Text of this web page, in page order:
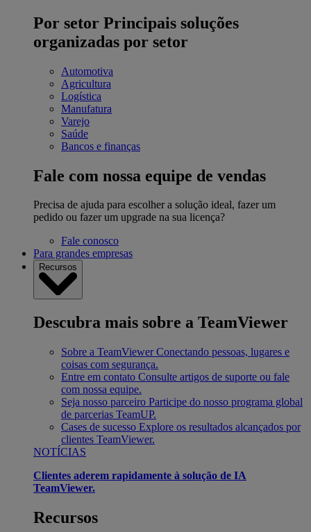
Por setor Principais soluções
organizadas por setor
Automotiva
Agricultura
Logística
Manufatura
Varejo
Saúde
Bancos e finanças
Fale com nossa equipe de vendas
Precisa de ajuda para escolher a solução ideal, fazer um
pedido ou fazer um upgrade na sua licença?
Fale conosco
Para grandes empresas
Recursos
Descubra mais sobre a TeamViewer
Sobre a TeamViewer Conectando pessoas, lugares e
coisas com segurança.
Entre em contato Consulte artigos de suporte ou fale
com nossa equipe.
Seja nosso parceiro Participe do nosso programa global
de parcerias TeamUP.
Cases de sucesso Explore os resultados alcançados por
clientes TeamViewer.
NOTÍCIAS
Clientes aderem rapidamente à solução de IA
TeamViewer.
Recursos